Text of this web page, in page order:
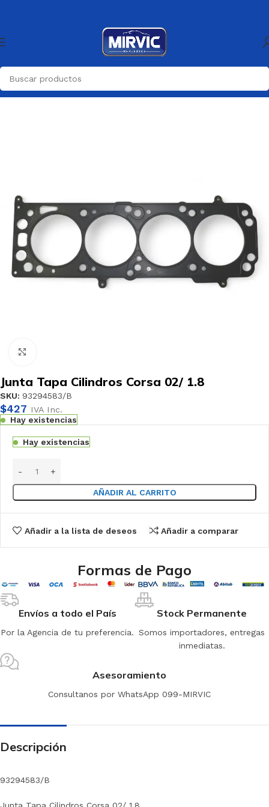
Inicio Motor Juntas
Junta Tapa Cilindros Corsa 02/ 1.8
SKU: 93294583/B
$427 IVA Inc.
Hay existencias
Hay existencias
AÑADIR AL CARRITO
Añadir a la lista de deseos Añadir a comparar
Formas de Pago
Envíos a todo el País
Por la Agencia de tu preferencia.
Stock Permanente
Somos importadores, entregas
inmediatas.
Asesoramiento
Consultanos por WhatsApp 099-MIRVIC
Descripción
93294583/B